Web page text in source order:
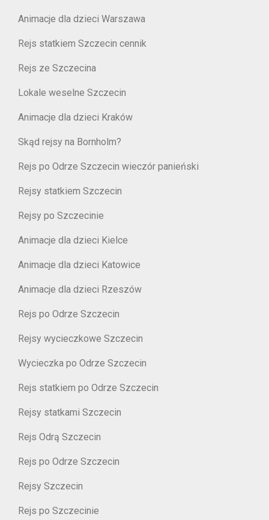
Animacje dla dzieci Warszawa
Rejs statkiem Szczecin cennik
Rejs ze Szczecina
Lokale weselne Szczecin
Animacje dla dzieci Kraków
Skąd rejsy na Bornholm?
Rejs po Odrze Szczecin wieczór panieński
Rejsy statkiem Szczecin
Rejsy po Szczecinie
Animacje dla dzieci Kielce
Animacje dla dzieci Katowice
Animacje dla dzieci Rzeszów
Rejs po Odrze Szczecin
Rejsy wycieczkowe Szczecin
Wycieczka po Odrze Szczecin
Rejs statkiem po Odrze Szczecin
Rejsy statkami Szczecin
Rejs Odrą Szczecin
Rejs po Odrze Szczecin
Rejsy Szczecin
Rejs po Szczecinie